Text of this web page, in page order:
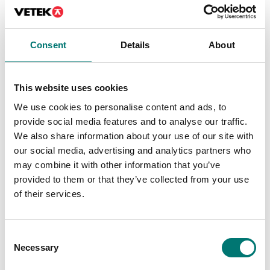
Consent Details About
This website uses cookies
We use cookies to personalise content and ads, to
provide social media features and to analyse our traffic.
We also share information about your use of our site with
our social media, advertising and analytics partners who
may combine it with other information that you’ve
provided to them or that they’ve collected from your use
of their services.
Selection
Necessary
RS-232/Ethernet
ansluta Kern
nätverk
av Kern vågar